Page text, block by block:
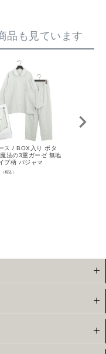
品も見ています
ス / BOX入り ボタ
法の3重ガーゼ 無地
プ柄 パジャマ
（税込）